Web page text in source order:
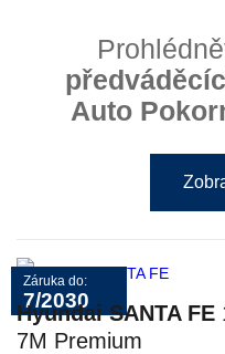
Auto
Záruka do:
7/2030
Hyundai SANTA FE
7M Premium